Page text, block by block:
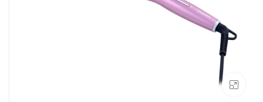
بزرگنمایی تصویر